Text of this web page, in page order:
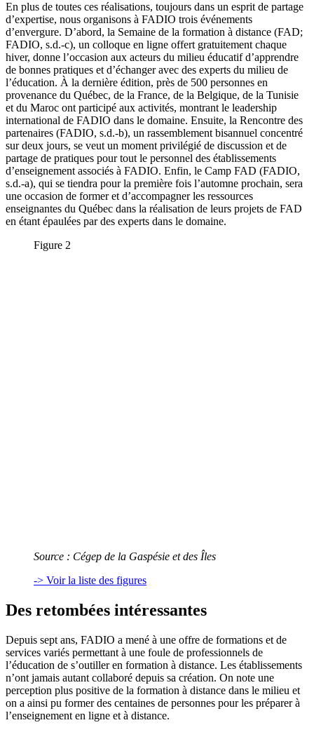
En plus de toutes ces réalisations, toujours dans un esprit de partage
d’expertise, nous organisons à FADIO trois événements
d’envergure. D’abord, la Semaine de la formation à distance (FAD;
FADIO, s.d.-c), un colloque en ligne offert gratuitement chaque
hiver, donne l’occasion aux acteurs du milieu éducatif d’apprendre
de bonnes pratiques et d’échanger avec des experts du milieu de
l’éducation. À la dernière édition, près de 500 personnes en
provenance du Québec, de la France, de la Belgique, de la Tunisie
et du Maroc ont participé aux activités, montrant le leadership
international de FADIO dans le domaine. Ensuite, la Rencontre des
partenaires (FADIO, s.d.-b), un rassemblement bisannuel concentré
sur deux jours, se veut un moment privilégié de discussion et de
partage de pratiques pour tout le personnel des établissements
d’enseignement associés à FADIO. Enfin, le Camp FAD (FADIO,
s.d.-a), qui se tiendra pour la première fois l’automne prochain, sera
une occasion de former et d’accompagner les ressources
enseignantes du Québec dans la réalisation de leurs projets de FAD
en étant épaulées par des experts dans le domaine.
Figure 2
Source : Cégep de la Gaspésie et des Îles
-> Voir la liste des figures
Des retombées intéressantes
Depuis sept ans, FADIO a mené à une offre de formations et de
services variés permettant à une foule de professionnels de
l’éducation de s’outiller en formation à distance. Les établissements
n’ont jamais autant collaboré depuis sa création. On note une
perception plus positive de la formation à distance dans le milieu et
on a ainsi pu former des centaines de personnes pour les préparer à
l’enseignement en ligne et à distance.